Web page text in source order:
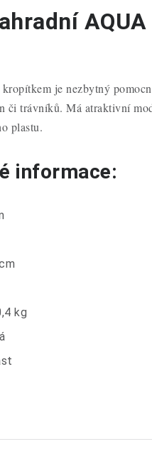
je nezbytný
či trávníků. Má atraktivní
plastu.
informace:
kg